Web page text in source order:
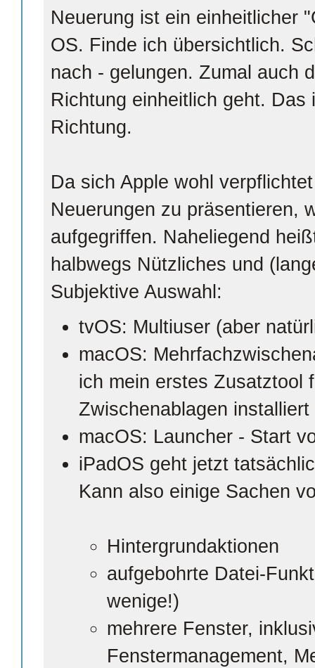
Neuerung ist ein einheitlicher
OS. Finde ich übersichtlich.
nach - gelungen. Zumal auch
Richtung einheitlich geht.
Richtung.
Da sich Apple wohl
Neuerungen zu präsentieren,
aufgegriffen. Naheliegend
halbwegs Nützliches und
Subjektive Auswahl:
tvOS: Multiuser (aber
macOS:
ich mein erstes Zusatztool
Zwischenablagen installiert
macOS: Launcher - Start
iPadOS geht jetzt
Kann also einige Sachen
Hintergrundaktionen
aufgebohrte Datei-
wenige!)
mehrere Fenster,
Fenstermanagement,